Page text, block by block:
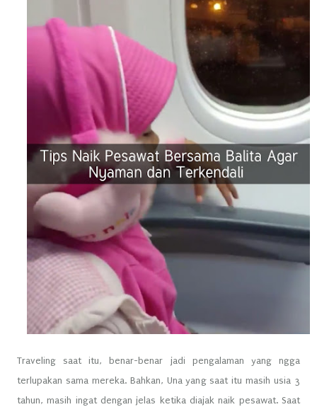
Traveling saat itu, benar-benar jadi pengalaman yang ngga
terlupakan sama mereka. Bahkan, Una yang saat itu masih usia 3
tahun, masih ingat dengan jelas ketika diajak naik pesawat. Saat